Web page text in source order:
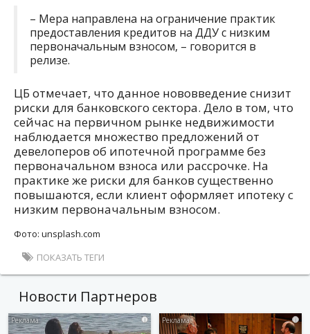
– Мера направлена на ограничение практик
предоставления кредитов на ДДУ с низким
первоначальным взносом, – говорится в
релизе.
ЦБ отмечает, что данное нововведение снизит
риски для банковского сектора. Дело в том, что
сейчас на первичном рынке недвижимости
наблюдается множество предложений от
девелоперов об ипотечной программе без
первоначальном взноса или рассрочке. На
практике же риски для банков существенно
повышаются, если клиент оформляет ипотеку с
низким первоначальным взносом.
Фото: unsplash.com
ПОКАЗАТЬ ТЕГИ
Новости Партнеров
i i